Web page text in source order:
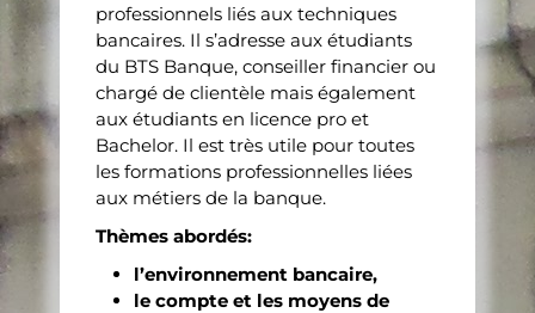
professionnels liés aux techniques
bancaires. Il s’adresse aux étudiants
du BTS Banque, conseiller financier ou
chargé de clientèle mais également
aux étudiants en licence pro et
Bachelor. Il est très utile pour toutes
les formations professionnelles liées
aux métiers de la banque.
Thèmes abordés:
l’environnement bancaire,
le compte et les moyens de